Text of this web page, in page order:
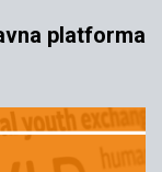
platforma